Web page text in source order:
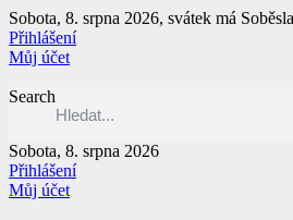
Přejít
k
obsahu
Sobota, 8. srpna 2026, svátek má
Přihlášení
Můj účet
Search
Sobota, 8. srpna 2026
Přihlášení
Můj účet